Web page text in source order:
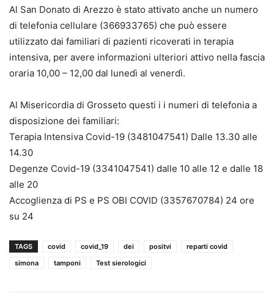
Al San Donato di Arezzo è stato attivato anche un numero
di telefonia cellulare (366933765) che può essere
utilizzato dai familiari di pazienti ricoverati in terapia
intensiva, per avere informazioni ulteriori attivo nella fascia
oraria 10,00 – 12,00 dal lunedì al venerdì.
Al Misericordia di Grosseto questi i i numeri di telefonia a
disposizione dei familiari:
Terapia Intensiva Covid-19 (3481047541) Dalle 13.30 alle
14.30
Degenze Covid-19 (3341047541) dalle 10 alle 12 e dalle 18
alle 20
Accoglienza di PS e PS OBI COVID (3357670784) 24 ore
su 24
TAGS covid covid_19 dei positvi
reparti covid
simona
tamponi Test sierologici